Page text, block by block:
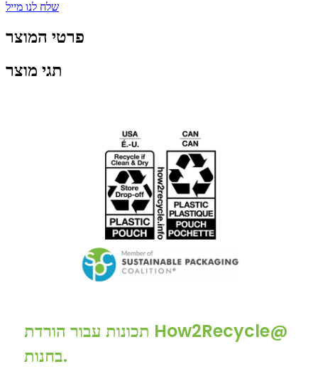
שלח לנו מייל
פרטי המוצר
תגי מוצר
תכונות עבור הורדת How2Recycle@
בחנות.